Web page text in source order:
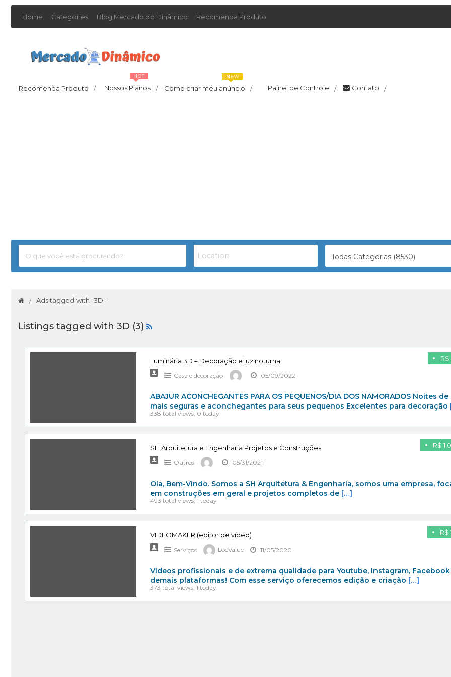
Home Categories Blog Mercado do Dinâmico Recomenda Produto
Recomenda Produto / Nossos Planos /
HOT
Como criar meu anúncio /
NEW
Painel de Controle / Contato /
Todas Categorias (8530)
Ads tagged with "3D"
Listings tagged with 3D (3)
R$
Luminária 3D – Decoração e luz noturna
Casa e decoração 05/09/2022
ABAJUR ACONCHEGANTES PARA OS PEQUENOS/DIA DOS NAMORADOS Noites
mais seguras e aconchegantes para seus pequenos Excelentes para decoração
338 total views, 0 today
R$
SH Arquitetura e Engenharia Projetos e Construções
Outros 05/31/2021
Ola, Bem-Vindo. Somos a SH Arquitetura & Engenharia, somos uma empresa,
em construções em geral e projetos completos de […]
493 total views, 1 today
R$
VIDEOMAKER (editor de vídeo)
Serviços LocValue 11/05/2020
Vídeos profissionais e de extrema qualidade para Youtube, Instagram,
demais plataformas! Com esse serviço oferecemos edição e criação […]
373 total views, 1 today